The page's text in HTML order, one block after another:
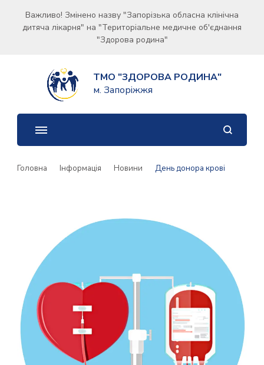
Важливо! Змінено назву "Запорізька обласна клінічна
дитяча лікарня" на "Територіальне медичне об'єднання
"Здорова родина"
ТМО "ЗДОРОВА РОДИНА"
м. Запоріжжя
Головна Інформація Новини День донора крові